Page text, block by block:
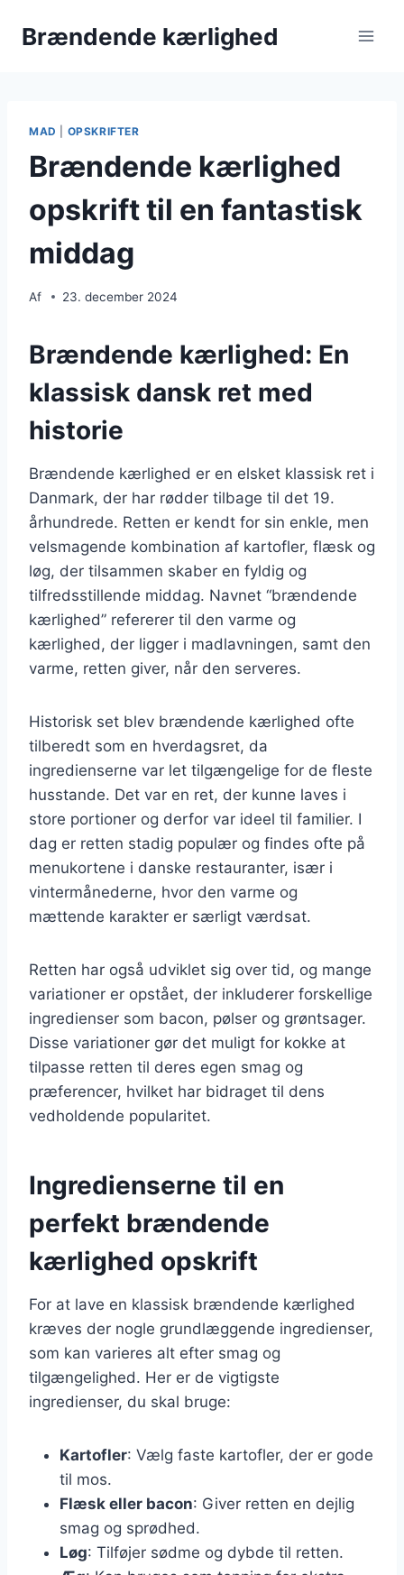
Brændende kærlighed
MAD OPSKRIFTER
Brændende kærlighed
opskrift til en fantastisk
middag
Af 23. december 2024
Brændende kærlighed: En
klassisk dansk ret med
historie
Brændende kærlighed er en elsket klassisk ret i
Danmark, der har rødder tilbage til det 19.
århundrede. Retten er kendt for sin enkle, men
velsmagende kombination af kartofler, flæsk og
løg, der tilsammen skaber en fyldig og
tilfredsstillende middag. Navnet “brændende
kærlighed” refererer til den varme og
kærlighed, der ligger i madlavningen, samt den
varme, retten giver, når den serveres.
Historisk set blev brændende kærlighed ofte
tilberedt som en hverdagsret, da
ingredienserne var let tilgængelige for de fleste
husstande. Det var en ret, der kunne laves i
store portioner og derfor var ideel til familier. I
dag er retten stadig populær og findes ofte på
menukortene i danske restauranter, især i
vintermånederne, hvor den varme og
mættende karakter er særligt værdsat.
Retten har også udviklet sig over tid, og mange
variationer er opstået, der inkluderer forskellige
ingredienser som bacon, pølser og grøntsager.
Disse variationer gør det muligt for kokke at
tilpasse retten til deres egen smag og
præferencer, hvilket har bidraget til dens
vedholdende popularitet.
Ingredienserne til en
perfekt brændende
kærlighed opskrift
For at lave en klassisk brændende kærlighed
kræves der nogle grundlæggende ingredienser,
som kan varieres alt efter smag og
tilgængelighed. Her er de vigtigste
ingredienser, du skal bruge:
Kartofler: Vælg faste kartofler, der er gode
til mos.
Flæsk eller bacon: Giver retten en dejlig
smag og sprødhed.
Løg: Tilføjer sødme og dybde til retten.